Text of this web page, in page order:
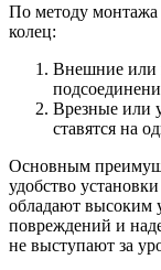
По методу монтажа
колец:
Внешние или
Врезные или
ставятся на
Основным
удобство
обладают высоким
повреждений и
не выступают за